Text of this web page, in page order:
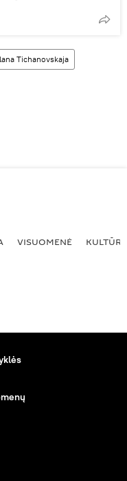
Tichanovskaja
VISUOMENĖ KULTŪRA